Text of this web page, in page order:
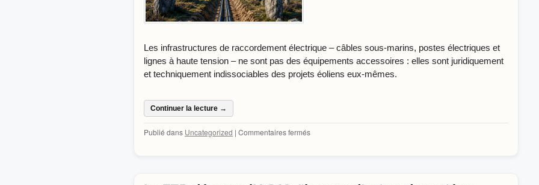
Les infrastructures de raccordement électrique – câbles sous-marins, postes électriques et
lignes à haute tension – ne sont pas des équipements accessoires : elles sont juridiquement
et techniquement indissociables des projets éoliens eux-mêmes.
Continuer la lecture →
Publié dans Uncategorized | Commentaires ferméssur